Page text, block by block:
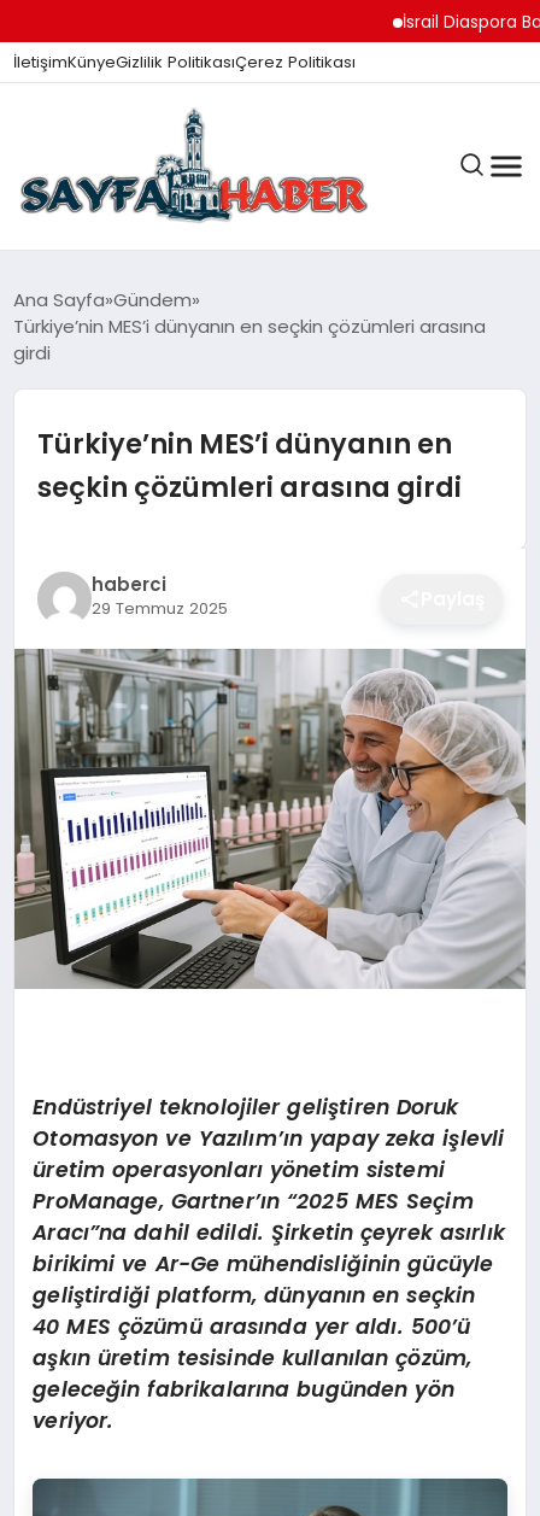
İsrail Diaspora Bakanı
İletişimKünyeGizlilik PolitikasıÇerez Politikası
ANA SAYFA
GÜNDEM
İZMIR HABERLERI
EKONOMI
SAĞLIK
SPOR
YAŞAM
Ana Sayfa Gündem
Türkiye’nin MES’i dünyanın en seçkin çözümleri arasına
girdi
Türkiye’nin MES’i dünyanın en
seçkin çözümleri arasına girdi
haberci
29 Temmuz 2025
Endüstriyel teknolojiler geliştiren Doruk
Otomasyon ve Yazılım’ın yapay zeka işlevli
üretim operasyonları yönetim sistemi
ProManage, Gartner’ın “2025 MES Seçim
Aracı”na dahil edildi. Şirketin çeyrek asırlık
birikimi ve Ar-Ge mühendisliğinin gücüyle
geliştirdiği platform, dünyanın en seçkin
40 MES çözümü arasında yer aldı. 500’ü
aşkın üretim tesisinde kullanılan çözüm,
geleceğin fabrikalarına bugünden yön
veriyor.